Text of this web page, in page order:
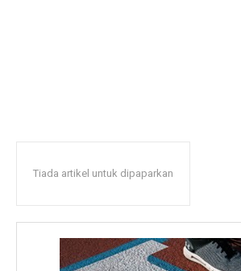
Tiada artikel untuk dipaparkan